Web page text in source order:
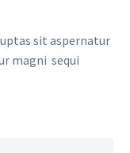
sit aspernatur
magni sequi